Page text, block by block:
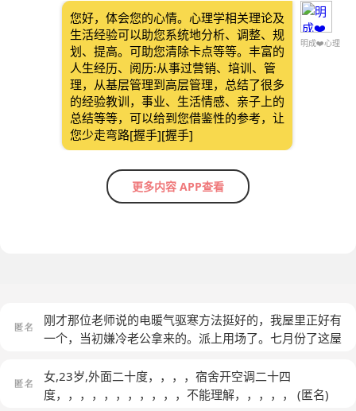
明成❤️心理
您好，体会您的心情。心理学相关理论及
生活经验可以助您系统地分析、调整、规
划、提高。可助您清除卡点等等。丰富的
人生经历、阅历:从事过营销、培训、管
理，从基层管理到高层管理，总结了很多
的经验教训，事业、生活情感、亲子上的
总结等等，可以给到您借鉴性的参考，让
您少走弯路[握手][握手]
更多内容 APP查看
刚才那位老师说的电暖气驱寒方法挺好的，我屋里正好有
一个，当初嫌冷老公拿来的。派上用场了。七月份了这屋
开了，说我热的，郁闷的我。他们那屋热了就以为我这屋
也热了，做事不考虑别人感受。(匿名)
女,23岁,外面二十度，，，，宿舍开空调二十四
度，，，，，，，，，，，不能理解，，，，， (匿名)